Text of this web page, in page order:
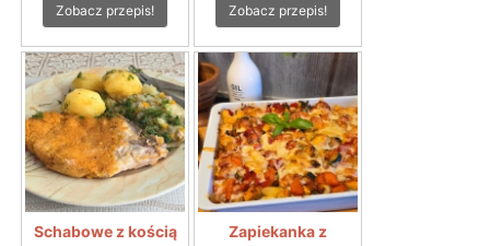
Zobacz przepis! Zobacz przepis!
Schabowe z kością
Zapiekanka z